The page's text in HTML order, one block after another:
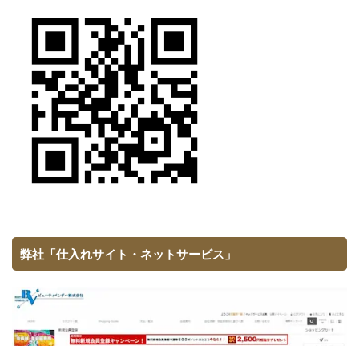
弊社「仕入れサイト・ネットサービス」